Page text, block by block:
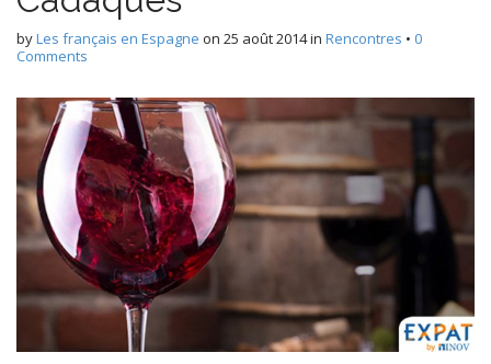
byLes français en Espagne on 25 août 2014in Rencontres • 0
Comments